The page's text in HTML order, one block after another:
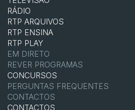
RÁDIO
RTP ARQUIVOS
RTP ENSINA
RTP PLAY
EM DIRETO
REVER PROGRAMAS
CONCURSOS
PERGUNTAS FREQUENTES
CONTACTOS
CONTACTOS